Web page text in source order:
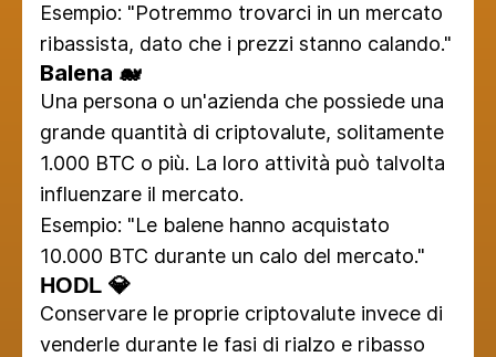
Esempio: "Potremmo trovarci in un mercato
ribassista, dato che i prezzi stanno calando."
Balena 🐋
Una persona o un'azienda che possiede una
grande quantità di criptovalute, solitamente
1.000 BTC o più. La loro attività può talvolta
influenzare il mercato.
Esempio: "Le balene hanno acquistato
10.000 BTC durante un calo del mercato."
HODL 💎
Conservare le proprie criptovalute invece di
venderle durante le fasi di rialzo e ribasso